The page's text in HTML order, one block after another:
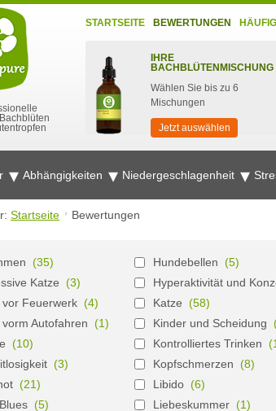
STARTSEITE BEWERTUNGEN
IHRE
BACHBLÜTENMISCHUNG
Wählen Sie bis zu 6
Mischungen
Jetzt auswählen
Abhängigkeiten Niedergeschlagenheit
Startseite Bewertungen
(35)
Katze (3)
vor Feuerwerk (4)
Autofahren (1)
(10)
(3)
(21)
(5)
Hundebellen (5)
Hyperaktivität und
Katze (58)
Kinder und Scheidung
Kontrolliertes Trinken
Kopfschmerzen (8)
Libido (6)
Liebeskummer (1)